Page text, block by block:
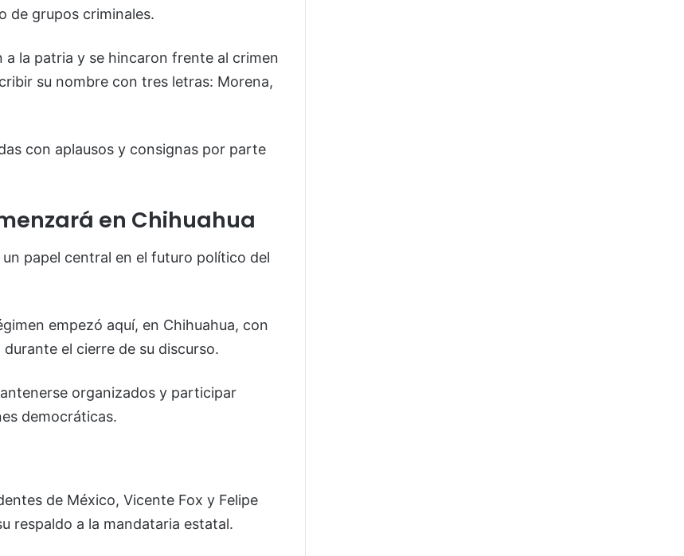
de grupos criminales.
la patria y se hincaron frente al crimen
su nombre con tres letras: Morena,
con aplausos y consignas por parte
en Chihuahua
papel central en el futuro político del
empezó aquí, en Chihuahua, con
el cierre de su discurso.
organizados y participar
democráticas.
de México, Vicente Fox y Felipe
respaldo a la mandataria estatal.